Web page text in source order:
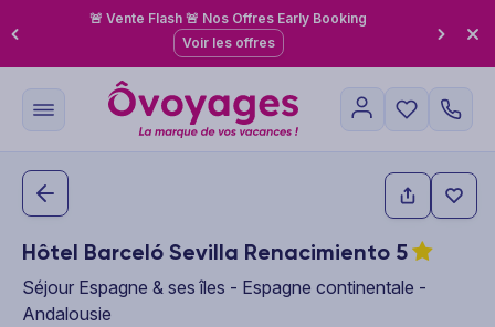
🚨 Vente Flash 🚨 Nos Offres Early Booking
Voir les offres
Hôtel Barceló Sevilla Renacimiento 5
Séjour Espagne & ses îles - Espagne continentale -
Andalousie